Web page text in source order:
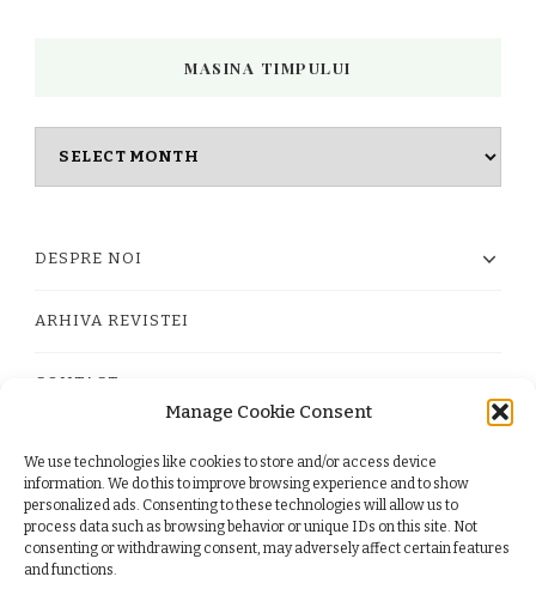
Manage Cookie Consent
We use technologies like cookies to store and/or access device
information. We do this to improve browsing experience and to show
personalized ads. Consenting to these technologies will allow us to
process data such as browsing behavior or unique IDs on this site. Not
consenting or withdrawing consent, may adversely affect certain features
and functions.
MASINA TIMPULUI
DESPRE NOI
ARHIVA REVISTEI
CONTACT
PRIVACY POLICY
TERMS